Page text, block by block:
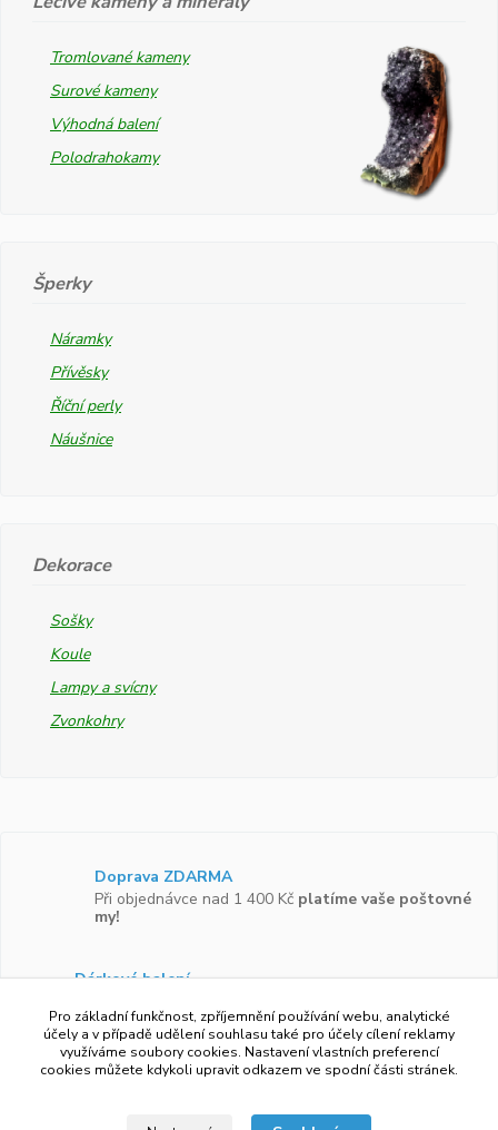
Tromlované kameny
Surové kameny
Výhodná balení
Polodrahokamy
Šperky
Náramky
Přívěsky
Říční perly
Náušnice
Dekorace
Sošky
Koule
Lampy a svícny
Zvonkohry
Doprava ZDARMA
Při objednávce nad 1 400 Kč platíme vaše poštovné
my!
Dárkové balení
Ověřeno zákazníky
Pro základní funkčnost, zpříjemnění používání webu, analytické
účely a v případě udělení souhlasu také pro účely cílení reklamy
využíváme soubory cookies. Nastavení vlastních preferencí
cookies můžete kdykoli upravit odkazem ve spodní části stránek.